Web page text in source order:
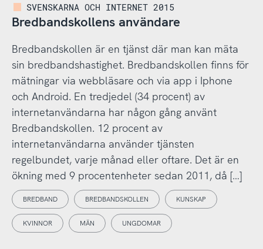
SVENSKARNA OCH INTERNET 2015
Bredbandskollens användare
Bredbandskollen är en tjänst där man kan mäta
sin bredbandshastighet. Bredbandskollen finns för
mätningar via webbläsare och via app i Iphone
och Android. En tredjedel (34 procent) av
internetanvändarna har någon gång använt
Bredbandskollen. 12 procent av
internetanvändarna använder tjänsten
regelbundet, varje månad eller oftare. Det är en
ökning med 9 procentenheter sedan 2011, då […]
BREDBAND BREDBANDSKOLLEN KUNSKAP
KVINNOR MÄN UNGDOMAR